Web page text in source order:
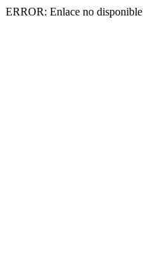
ERROR: Enlace no disponible